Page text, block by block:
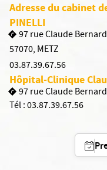
Adresse du cabinet
PINELLI
97 rue Claude Bernard
57070, METZ
03.87.39.67.56
Hôpital-Clinique
97 rue Claude
Tél :03.87.39.67.56